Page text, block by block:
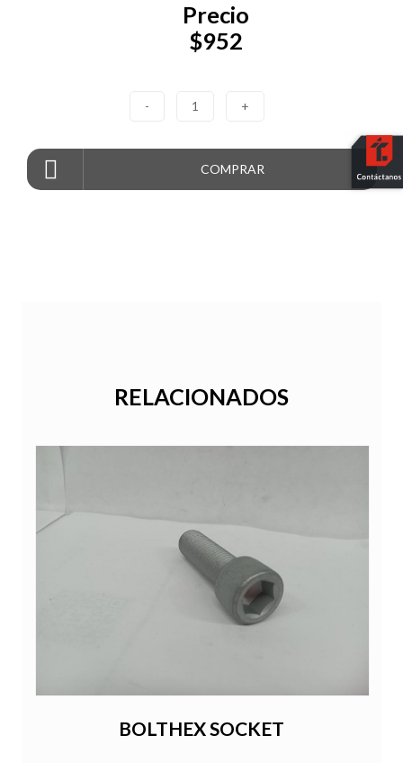
Precio
$952
- 1 +
COMPRAR
RELACIONADOS
BOLTHEX SOCKET